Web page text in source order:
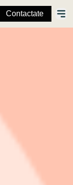
Contactate